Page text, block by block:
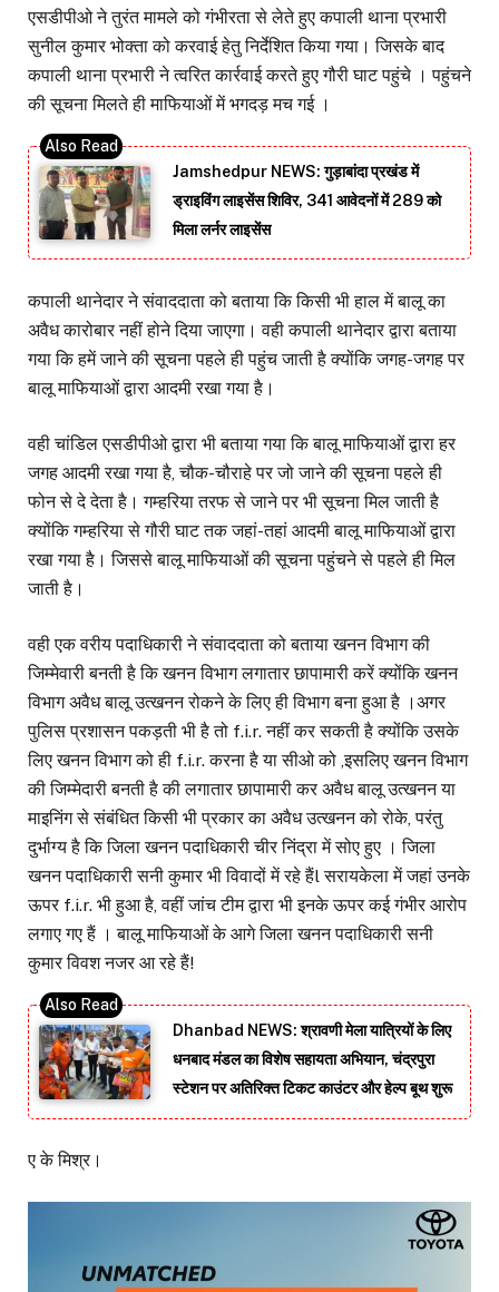
एसडीपीओ ने तुरंत मामले को गंभीरता से लेते हुए कपाली थाना प्रभारी
सुनील कुमार भोक्ता को करवाई हेतु निर्देशित किया गया। जिसके बाद
कपाली थाना प्रभारी ने त्वरित कार्रवाई करते हुए गौरी घाट पहुंचे । पहुंचने
की सूचना मिलते ही माफियाओं में भगदड़ मच गई ।
Jamshedpur NEWS: गुड़ाबांदा प्रखंड में
ड्राइविंग लाइसेंस शिविर, 341 आवेदनों में 289 को
मिला लर्नर लाइसेंस
कपाली थानेदार ने संवाददाता को बताया कि किसी भी हाल में बालू का
अवैध कारोबार नहीं होने दिया जाएगा। वही कपाली थानेदार द्वारा बताया
गया कि हमें जाने की सूचना पहले ही पहुंच जाती है क्योंकि जगह-जगह पर
बालू माफियाओं द्वारा आदमी रखा गया है।
वही चांडिल एसडीपीओ द्वारा भी बताया गया कि बालू माफियाओं द्वारा हर
जगह आदमी रखा गया है, चौक-चौराहे पर जो जाने की सूचना पहले ही
फोन से दे देता है। गम्हरिया तरफ से जाने पर भी सूचना मिल जाती है
क्योंकि गम्हरिया से गौरी घाट तक जहां-तहां आदमी बालू माफियाओं द्वारा
रखा गया है। जिससे बालू माफियाओं की सूचना पहुंचने से पहले ही मिल
जाती है।
वही एक वरीय पदाधिकारी ने संवाददाता को बताया खनन विभाग की
जिम्मेवारी बनती है कि खनन विभाग लगातार छापामारी करें क्योंकि खनन
विभाग अवैध बालू उत्खनन रोकने के लिए ही विभाग बना हुआ है ।अगर
पुलिस प्रशासन पकड़ती भी है तो f.i.r. नहीं कर सकती है क्योंकि उसके
लिए खनन विभाग को ही f.i.r. करना है या सीओ को ,इसलिए खनन विभाग
की जिम्मेदारी बनती है की लगातार छापामारी कर अवैध बालू उत्खनन या
माइनिंग से संबंधित किसी भी प्रकार का अवैध उत्खनन को रोके, परंतु
दुर्भाग्य है कि जिला खनन पदाधिकारी चीर निंद्रा में सोए हुए । जिला
खनन पदाधिकारी सनी कुमार भी विवादों में रहे हैंl सरायकेला में जहां उनके
ऊपर f.i.r. भी हुआ है, वहीं जांच टीम द्वारा भी इनके ऊपर कई गंभीर आरोप
लगाए गए हैं । बालू माफियाओं के आगे जिला खनन पदाधिकारी सनी
कुमार विवश नजर आ रहे हैं!
Dhanbad NEWS: श्रावणी मेला यात्रियों के लिए
धनबाद मंडल का विशेष सहायता अभियान, चंद्रपुरा
स्टेशन पर अतिरिक्त टिकट काउंटर और हेल्प बूथ शुरू
ए के मिश्र।